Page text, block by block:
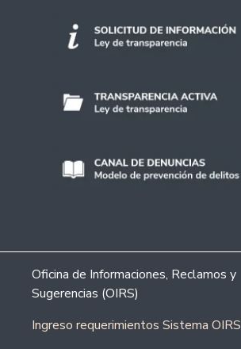
Oficina de Informaciones, Reclamos y
Sugerencias (OIRS)
Ingreso requerimientos Sistema OIRS